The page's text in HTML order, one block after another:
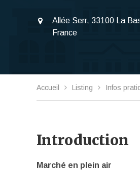
Allée Serr, 33100 La
France
Accueil Listing Infos
Introduction
Marché en plein air